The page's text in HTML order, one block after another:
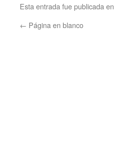
Esta entrada fue publicada en
← Página en blanco